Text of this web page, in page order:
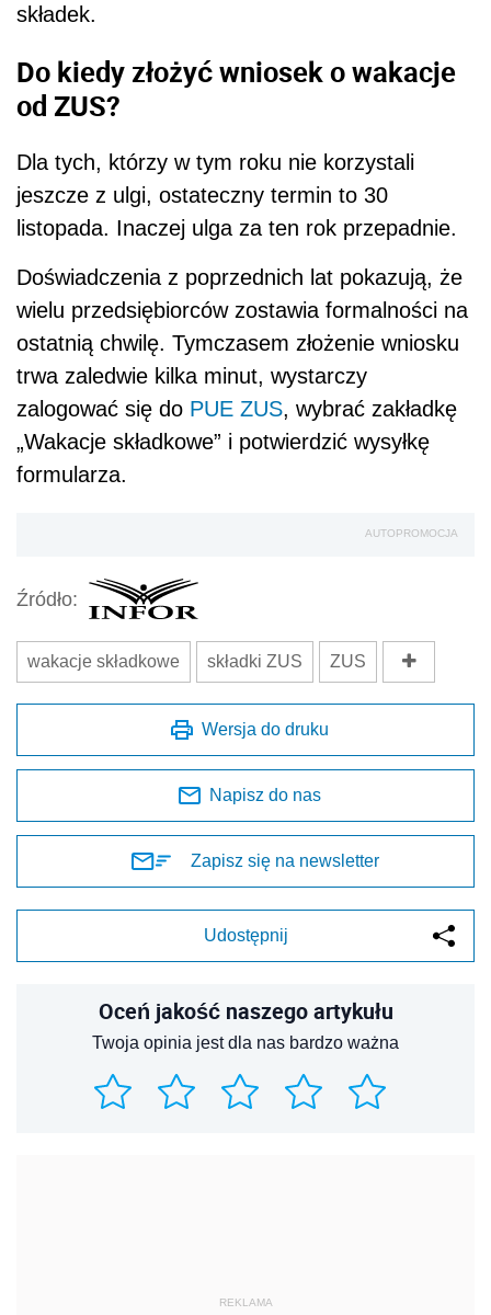
składek.
Do kiedy złożyć wniosek o wakacje
od ZUS?
Dla tych, którzy w tym roku nie korzystali
jeszcze z ulgi, ostateczny termin to 30
listopada. Inaczej ulga za ten rok przepadnie.
Doświadczenia z poprzednich lat pokazują, że
wielu przedsiębiorców zostawia formalności na
ostatnią chwilę. Tymczasem złożenie wniosku
trwa zaledwie kilka minut, wystarczy
zalogować się do PUE ZUS, wybrać zakładkę
„Wakacje składkowe” i potwierdzić wysyłkę
formularza.
AUTOPROMOCJA
Źródło:
wakacje składkowe składki ZUS ZUS
Wersja do druku
Napisz do nas
Zapisz się na newsletter
Udostępnij
Oceń jakość naszego artykułu
Twoja opinia jest dla nas bardzo ważna
REKLAMA